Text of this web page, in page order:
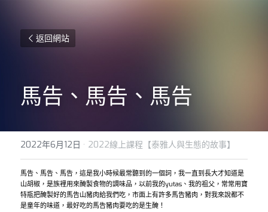
返回網站
馬告、馬告、馬告
2022年6月12日 · 2022線上課程【泰雅人與生態的故事】
馬告、馬告、馬告，這是我小時候最常聽到的一個詞，我一直到長大才知道是
山胡椒，是族裡用來醃製食物的調味品，以前我的yutas、我的祖父，常常用寶
特瓶把醃製好的馬告山豬肉給我們吃，市面上有許多馬告豬肉，對我來說都不
是童年的味道，最好吃的馬告豬肉要吃的是生醃！